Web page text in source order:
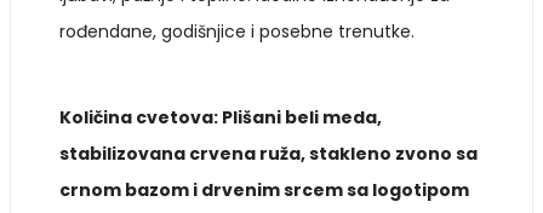
rođendane, godišnjice i posebne trenutke.
Količina cvetova: Plišani beli meda,
stabilizovana crvena ruža, stakleno zvono sa
crnom bazom i drvenim srcem sa logotipom